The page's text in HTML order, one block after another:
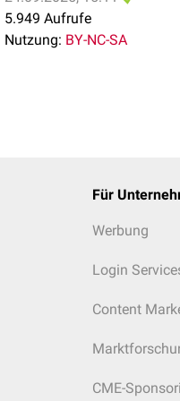
5.949 Aufrufe
Nutzung: BY-NC-SA
Für
Werbung
Login
Content
CME-